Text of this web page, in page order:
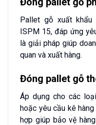
Pallet gỗ xuất
ISPM 15, đáp ứng
là giải pháp giúp
quan và xuất hàng.
Đóng pallet gỗ
Áp dụng cho các
hoặc yêu cầu kê
hợp giúp bảo vệ